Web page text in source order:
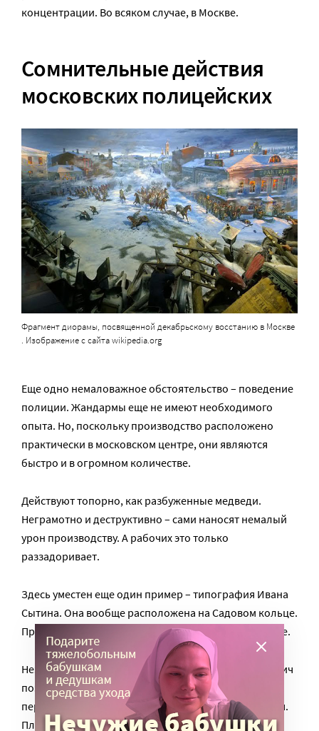
концентрации. Во всяком случае, в Москве.
Сомнительные действия
московских полицейских
Фрагмент диорамы, посвященной декабрьскому восстанию в Москве
. Изображение с сайта wikipedia.org
Еще одно немаловажное обстоятельство – поведение
полиции. Жандармы еще не имеют необходимого
опыта. Но, поскольку производство расположено
практически в московском центре, они являются
быстро и в огромном количестве.
Действуют топорно, как разбуженные медведи.
Неграмотно и деструктивно – сами наносят немалый
урон производству. А рабочих это только
раззадоривает.
Здесь уместен еще один пример – типография Ивана
Сытина. Она вообще расположена на Садовом кольце.
Правда, масштаб производства значительно меньше.
Незадолго до декабрьских событий Иван Дмитриевич
позволил себе одну непопулярную реформу: он
перестал платить наборщикам за знаки препинания.
Платил за одни только буквы, при том, что знаки